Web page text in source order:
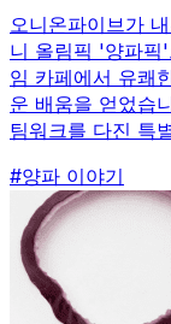
오니온파이브가
니 올림픽 '양파픽
임 카페에서 유쾌
운 배움을 얻었습
팀워크를 다진 특
#양파 이야기